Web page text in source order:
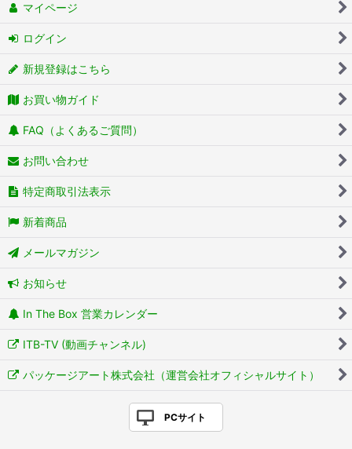
マイページ
ログイン
新規登録はこちら
お買い物ガイド
FAQ（よくあるご質問）
お問い合わせ
特定商取引法表示
新着商品
メールマガジン
お知らせ
In The Box 営業カレンダー
ITB-TV (動画チャンネル)
パッケージアート株式会社（運営会社オフィシャルサイト）
PCサイト